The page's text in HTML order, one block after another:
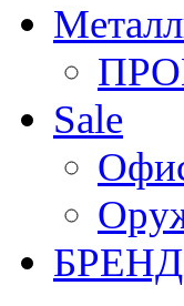
Sale